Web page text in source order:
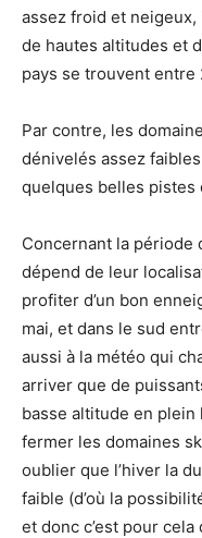
assez froid et neigeux,
de hautes altitudes et
pays se trouvent entre
Par contre, les
dénivelés assez
quelques belles pistes
Concernant la période
dépend de leur
profiter d’un bon
mai, et dans le sud
aussi à la météo qui
arriver que de
basse altitude en
fermer les domaines
oublier que l’hiver la
faible (d’où la
et donc c’est pour